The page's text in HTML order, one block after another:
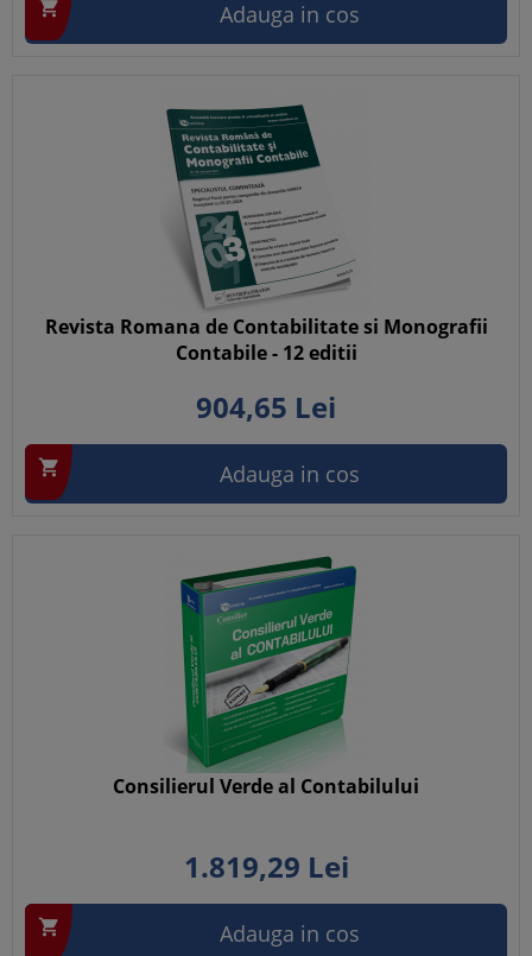
 Adauga in cos
Revista Romana de Contabilitate si Monografii
Contabile - 12 editii
904,65 Lei
 Adauga in cos
Consilierul Verde al Contabilului
1.819,29 Lei
 Adauga in cos